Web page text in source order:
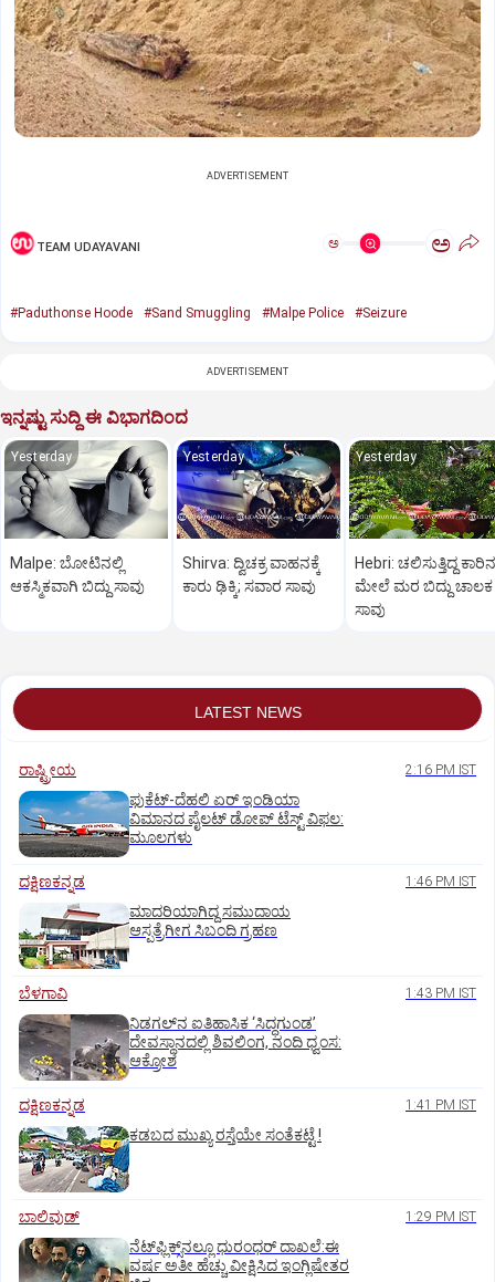
ADVERTISEMENT
TEAM UDAYAVANI ಅ ಅ
#Paduthonse Hoode #Sand Smuggling #Malpe Police #Seizure
ADVERTISEMENT
ಇನ್ನಷ್ಟು ಸುದ್ದಿ ಈ ವಿಭಾಗದಿಂದ
Yesterday
Malpe: ಬೋಟಿನಲ್ಲಿ
ಆಕಸ್ಮಿಕವಾಗಿ ಬಿದ್ದು ಸಾವು
Yesterday
Shirva: ದ್ವಿಚಕ್ರ ವಾಹನಕ್ಕೆ
ಕಾರು ಢಿಕ್ಕಿ; ಸವಾರ ಸಾವು
Yesterday
Hebri: ಚಲಿಸುತ್ತಿದ್ದ ಕಾರಿನ
ಮೇಲೆ ಮರ ಬಿದ್ದು ಚಾಲಕ
ಸಾವು
LATEST NEWS
ರಾಷ್ಟ್ರೀಯ 2:16 PM IST
ಫುಕೆಟ್‌-ದೆಹಲಿ ಏರ್‌ ಇಂಡಿಯಾ
ವಿಮಾನದ ಪೈಲಟ್‌ ಡೋಪ್‌ ಟೆಸ್ಟ್‌ ವಿಫಲ:
ಮೂಲಗಳು
ದಕ್ಷಿಣಕನ್ನಡ 1:46 PM IST
ಮಾದರಿಯಾಗಿದ್ದ ಸಮುದಾಯ
ಆಸ್ಪತ್ರೆಗೀಗ ಸಿಬಂದಿ ಗ್ರಹಣ
ಬೆಳಗಾವಿ 1:43 PM IST
ನಿಡಗಲ್‌ನ ಐತಿಹಾಸಿಕ ‘ಸಿದ್ಧಗುಂಡ’
ದೇವಸ್ಥಾನದಲ್ಲಿ ಶಿವಲಿಂಗ, ನಂದಿ ಧ್ವಂಸ:
ಆಕ್ರೋಶ
ದಕ್ಷಿಣಕನ್ನಡ 1:41 PM IST
ಕಡಬದ ಮುಖ್ಯ ರಸ್ತೆಯೇ ಸಂತೆಕಟ್ಟೆ !
ಬಾಲಿವುಡ್‌ 1:29 PM IST
ನೆಟ್‌ಫ್ಲಿಕ್ಸ್‌ನಲ್ಲೂ ಧುರಂಧರ್‌ ದಾಖಲೆ:ಈ
ವರ್ಷ ಅತೀ ಹೆಚ್ಚು ವೀಕ್ಷಿಸಿದ ಇಂಗ್ಲಿಷೇತರ